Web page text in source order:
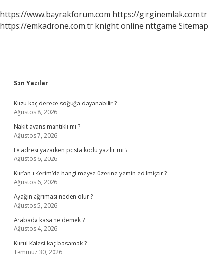
https://www.bayrakforum.com https://girginemlak.com.tr
https://emkadrone.com.tr knight online nttgame Sitemap
Sidebar
Son Yazılar
Kuzu kaç derece soğuğa dayanabilir ?
Ağustos 8, 2026
Nakit avans mantıklı mı ?
Ağustos 7, 2026
Ev adresi yazarken posta kodu yazılır mı ?
Ağustos 6, 2026
Kur’an-ı Kerim’de hangi meyve üzerine yemin edilmiştir ?
Ağustos 6, 2026
Ayağın ağrıması neden olur ?
Ağustos 5, 2026
Arabada kasa ne demek ?
Ağustos 4, 2026
Kurul Kalesi kaç basamak ?
Temmuz 30, 2026